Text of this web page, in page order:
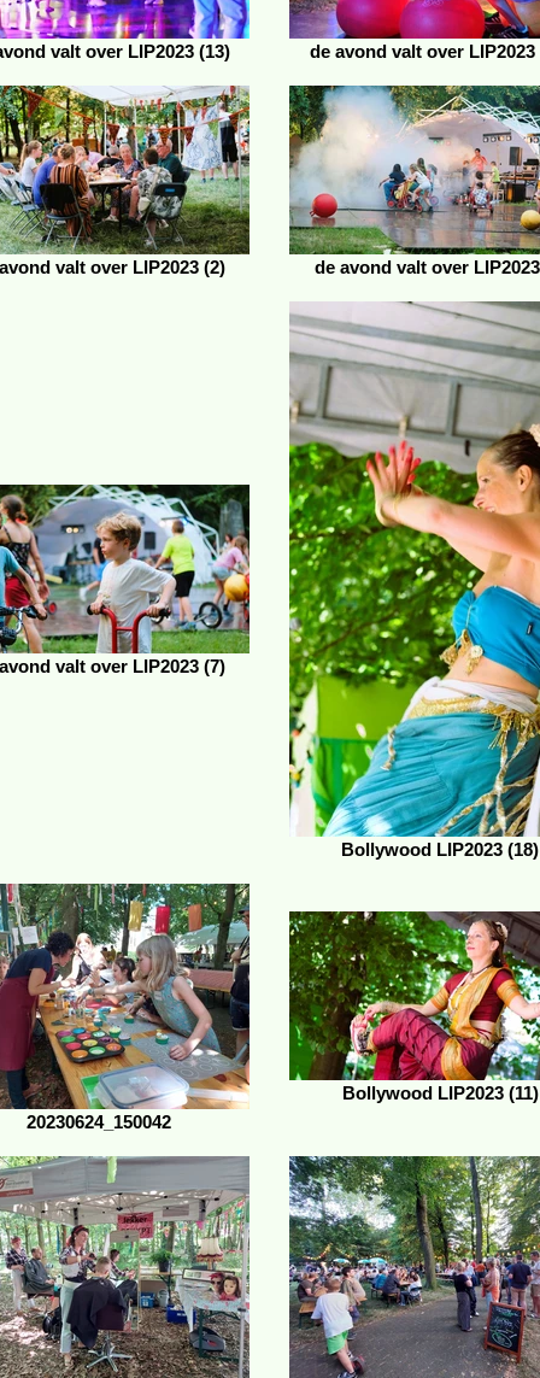
valt over LIP2023 (13) de avond valt over LIP2023
valt over LIP2023 (2) de avond valt over
valt over LIP2023 (7)
Bollywood LIP2023 (18)
20230624_150042
Bollywood LIP2023 (11)